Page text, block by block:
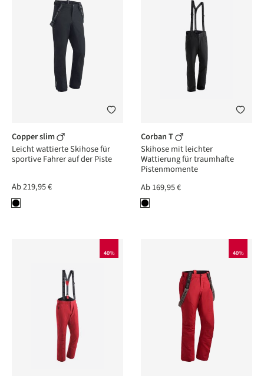
Copper slim
Leicht wattierte Skihose für
sportive Fahrer auf der Piste
Ab219,95 €
Corban T
Skihose mit leichter
Wattierung für traumhafte
Pistenmomente
Ab169,95 €
40% 40%